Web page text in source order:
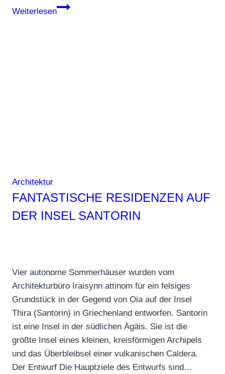
Weiterlesen
SOS-
Architektur
FANTASTISCHE RESIDENZEN AUF
DER INSEL SANTORIN
Vier autonome Sommerhäuser wurden vom
Architekturbüro Iraisynn attinom für ein felsiges
Grundstück in der Gegend von Oia auf der Insel
Thira (Santorin) in Griechenland entworfen. Santorin
ist eine Insel in der südlichen Ägäis. Sie ist die
größte Insel eines kleinen, kreisförmigen Archipels
und das Überbleibsel einer vulkanischen Caldera.
Der Entwurf Die Hauptziele des Entwurfs sind…